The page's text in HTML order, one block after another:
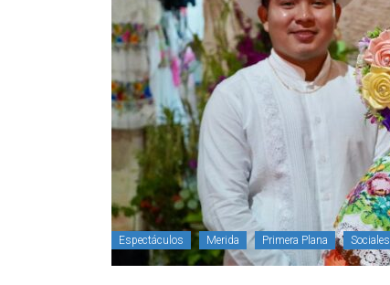
Espectáculos Merida Primera Plana Sociales